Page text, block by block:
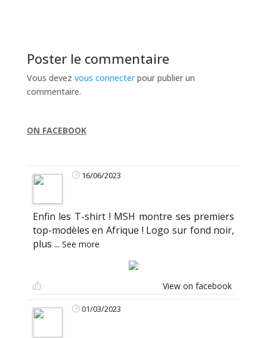
Poster le commentaire
Vous devez vous connecterpour publier un
commentaire.
ON FACEBOOK
16/06/2023
Enfin les T-shirt ! MSH montre ses premiers
top-modèles en Afrique ! Logo sur fond noir,
plus ... See more
View on facebook
01/03/2023